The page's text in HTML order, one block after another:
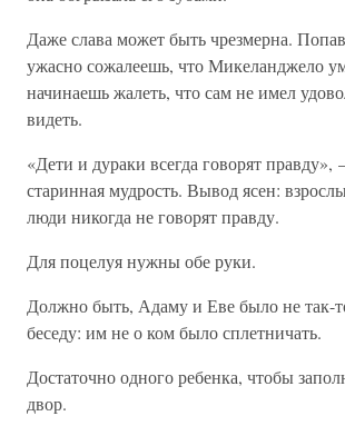
Даже слава может быть чрезмерна.
ужасно сожалеешь, что Микеланджело
начинаешь жалеть, что сам не имел
видеть.
«Дети и дураки всегда говорят правду»,
старинная мудрость. Вывод ясен:
люди никогда не говорят правду.
Для поцелуя нужны обе руки.
Должно быть, Адаму и Еве было не так-
беседу: им не о ком было сплетничать.
Достаточно одного ребенка, чтобы
двор.